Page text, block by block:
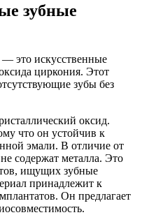
зубные
это искусственные
циркония. Этот
зубы без
оксид.
что он устойчив к
эмали. В отличие от
содержат металла. Это
ищущих зубные
принадлежит к
Он предлагает